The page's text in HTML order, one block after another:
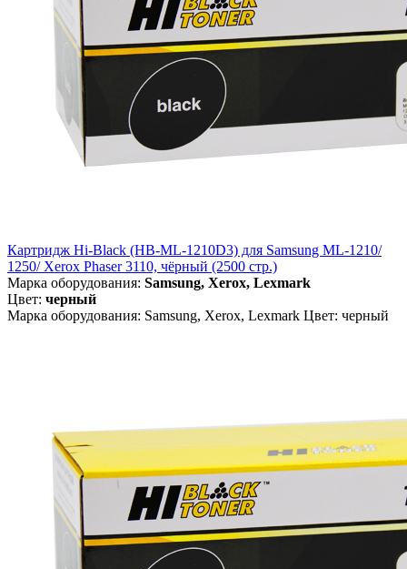
Картридж Hi-Black (HB-ML-1210D3) для Samsung ML-1210/
1250/ Xerox Phaser 3110, чёрный (2500 стр.)
Марка оборудования: Samsung, Xerox, Lexmark
Цвет: черный
Марка оборудования: Samsung, Xerox, Lexmark Цвет: черный